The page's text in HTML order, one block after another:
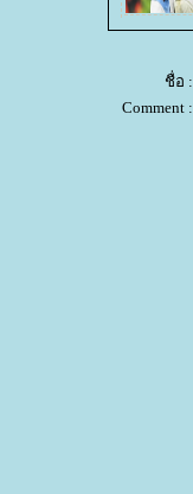
ชื่อ :
Comment :